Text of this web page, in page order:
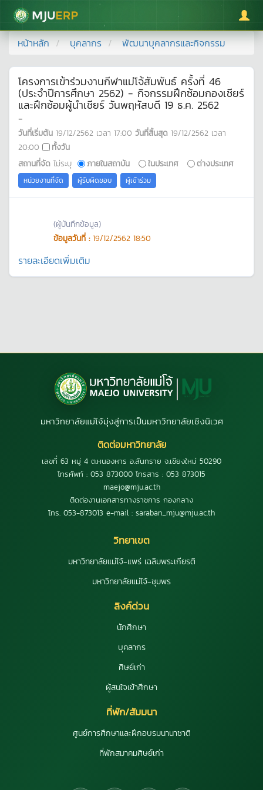
มหาวิทยาลัยแม่โจ้
หน้าหลัก บุคลากร พัฒนาบุคลากรและกิจกรรม
โครงการเข้าร่วมงานกีฬาแม่โจ้สัมพันธ์ ครั้งที่ 46
(ประจำปีการศึกษา 2562) - กิจกรรมฝึกซ้อมกองเชียร์
และฝึกซ้อมผู้นำเชียร์ วันพฤหัสบดี 19 ธ.ค. 2562
-
วันที่เริ่มต้น 19/12/2562 เวลา 17:00 วันที่สิ้นสุด 19/12/2562 เวลา
20:00
ทั้งวัน
สถานที่จัด ไม่ระบุ ภายในสถาบัน ในประเทศ ต่างประเทศ
หน่วยงานที่จัด ผู้รับผิดชอบ ผู้เข้าร่วม
(ผู้บันทึกข้อมูล)
ข้อมูลวันที่ : 19/12/2562 18:50
รายละเอียดเพิ่มเติม
มหาวิทยาลัยแม่โจ้มุ่งสู่การเป็นมหาวิทยาลัยเชิงนิเวศ
ติดต่อมหาวิทยาลัย
เลขที่ 63 หมู่ 4 ต.หนองหาร อ.สันทราย จ.เชียงใหม่ 50290
โทรศัพท์ : 053 873000 โทรสาร : 053 873015
maejo@mju.ac.th
ติดต่องานเอกสารทางราชการ กองกลาง
โทร. 053-873013 e-mail : saraban_mju@mju.ac.th
วิทยาเขต
มหาวิทยาลัยแม่โจ้-แพร่ เฉลิมพระเกียรติ
มหาวิทยาลัยแม่โจ้-ชุมพร
ลิงค์ด่วน
นักศึกษา
บุคลากร
ศิษย์เก่า
ผู้สนใจเข้าศึกษา
ที่พัก/สัมมนา
ศูนย์การศึกษาและฝึกอบรมนานาชาติ
ที่พักสมาคมศิษย์เก่า